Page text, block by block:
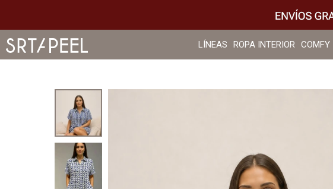
LÍNEAS ROPA INTERIOR COMFY